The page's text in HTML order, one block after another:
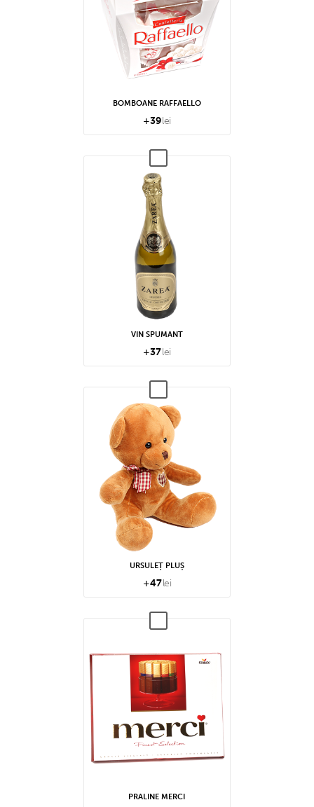
BOMBOANE RAFFAELLO
+39lei
VIN SPUMANT
+37lei
URSULEȚ PLUȘ
+47lei
PRALINE MERCI